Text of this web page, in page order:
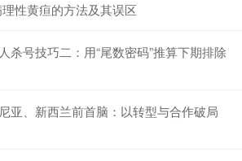
性黄疸的方法及其误区
杀号技巧二：用“尾数密码”推算下期排除
亚、新西兰前首脑：以转型与合作破局